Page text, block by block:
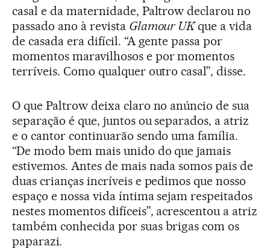
casal e da maternidade, Paltrow declarou no
passado ano à revista Glamour UKque a vida
de casada era difícil. “A gente passa por
momentos maravilhosos e por momentos
terríveis. Como qualquer outro casal”, disse.
O que Paltrow deixa claro no anúncio de sua
separação é que, juntos ou separados, a atriz
e o cantor continuarão sendo uma família.
“De modo bem mais unido do que jamais
estivemos. Antes de mais nada somos pais de
duas crianças incríveis e pedimos que nosso
espaço e nossa vida íntima sejam respeitados
nestes momentos difíceis”, acrescentou a atriz
também conhecida por suas brigas com os
paparazi.